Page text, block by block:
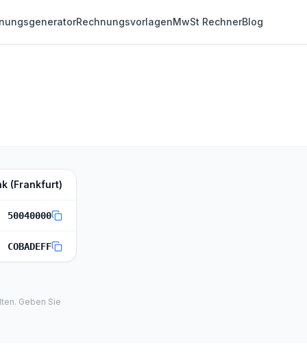
RechnungsvorlagenMwSt RechnerBlog
(Frankfurt)
50040000
COBADEFF
Geben Sie